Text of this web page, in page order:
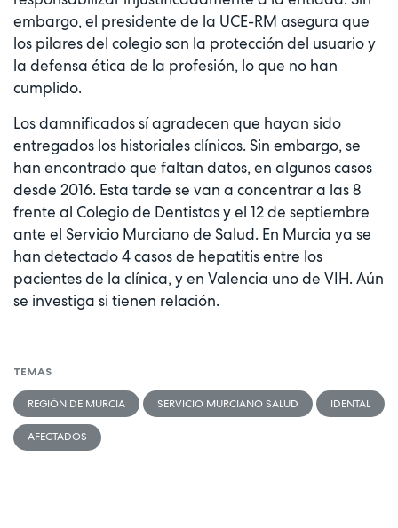
embargo, el presidente de la UCE-RM asegura que
los pilares del colegio son la protección del usuario y
la defensa ética de la profesión, lo que no han
cumplido.
Los damnificados sí agradecen que hayan sido
entregados los historiales clínicos. Sin embargo, se
han encontrado que faltan datos, en algunos casos
desde 2016. Esta tarde se van a concentrar a las 8
frente al Colegio de Dentistas y el 12 de septiembre
ante el Servicio Murciano de Salud. En Murcia ya se
han detectado 4 casos de hepatitis entre los
pacientes de la clínica, y en Valencia uno de VIH. Aún
se investiga si tienen relación.
TEMAS
REGIÓN DE MURCIA SERVICIO MURCIANO SALUD IDENTAL
AFECTADOS